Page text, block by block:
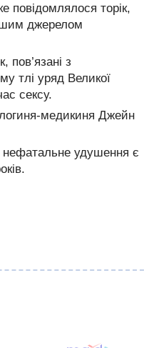
повідомлялося торік,
джерелом
пов’язані з
тлі уряд Великої
сексу.
медикиня Джейн
нефатальне удушення є